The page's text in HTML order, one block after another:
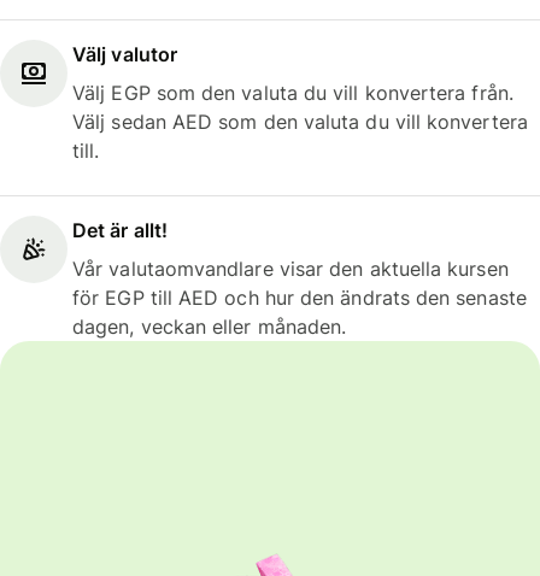
Välj valutor
Välj EGP som den valuta du vill konvertera från.
Välj sedan AED som den valuta du vill konvertera
till.
Det är allt!
Vår valutaomvandlare visar den aktuella kursen
för EGP till AED och hur den ändrats den senaste
dagen, veckan eller månaden.